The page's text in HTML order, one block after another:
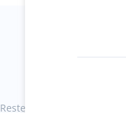
Restez informés des